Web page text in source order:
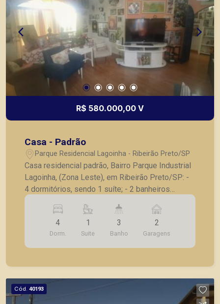
R$ 580.000,00 V
Casa - Padrão
Parque Residencial Lagoinha - Ribeirão Preto/SP
Casa residencial padrão, Bairro Parque Industrial
Lagoinha, (Zona Leste), em Ribeirão Preto/SP: -
4 dormitórios, sendo 1 suíte; - 2 banheiros
sociais; - Sala para 2 ambientes; - Cozinha com
armários; - 2 vagas de garagem. A Piramid tem
como objetivo atender seus clientes com
agilidade e segurança, em locação, vendas de
imóveis prontos, usados ou mesmo nos
4
Dorm.
1
Suite
3
Banho
2
Garagens
Cód. 40193